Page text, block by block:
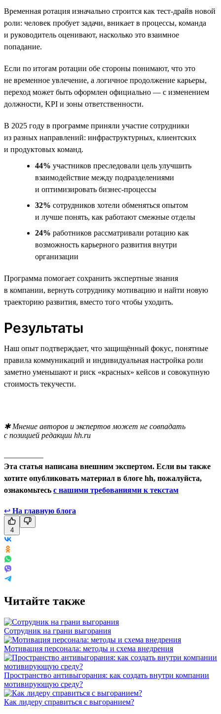
Временная ротация изначально строится как тест-драйв новой
роли: человек пробует задачи, вникает в процессы, команда
и руководитель оценивают, насколько это взаимное
попадание.
Если по итогам ротации обе стороны понимают, что это
не временное увлечение, а логичное продолжение карьеры,
переход может быть оформлен официально — с изменением
должности, KPI и зоны ответственности.
В 2025 году в программе приняли участие сотрудники
из разных направлений: инфраструктурных, клиентских
и продуктовых команд.
44% участников преследовали цель улучшить
взаимодействие между подразделениями
и оптимизировать бизнес-процессы
32% сотрудников хотели обменяться опытом
и лучше понять, как работают смежные отделы
24% работников рассматривали ротацию как
возможность карьерного развития внутри
организации
Программа помогает сохранить экспертные знания
в компании, вернуть сотруднику мотивацию и найти новую
траекторию развития, вместо того чтобы уходить.
Результаты
Наш опыт подтверждает, что защищённый фокус, понятные
правила коммуникаций и индивидуальная настройка роли
заметно уменьшают и риск «красных» кейсов и совокупную
стоимость текучести.
✱ Мнение авторов и экспертов может не совпадать
с позицией редакции hh.ru
Эта статья написана внешним экспертом. Если вы также
хотите опубликовать материал в блоге hh, пожалуйста,
ознакомьтесь с нашими требованиями к текстам
↩ На главную блога
4
Читайте также
Сотрудник на грани выгорания
Мотивация персонала: методы и схема внедрения
Пространство антивыгорания: как создать внутри компании
мотивирующую среду?
Как лидеру справиться с выгоранием?